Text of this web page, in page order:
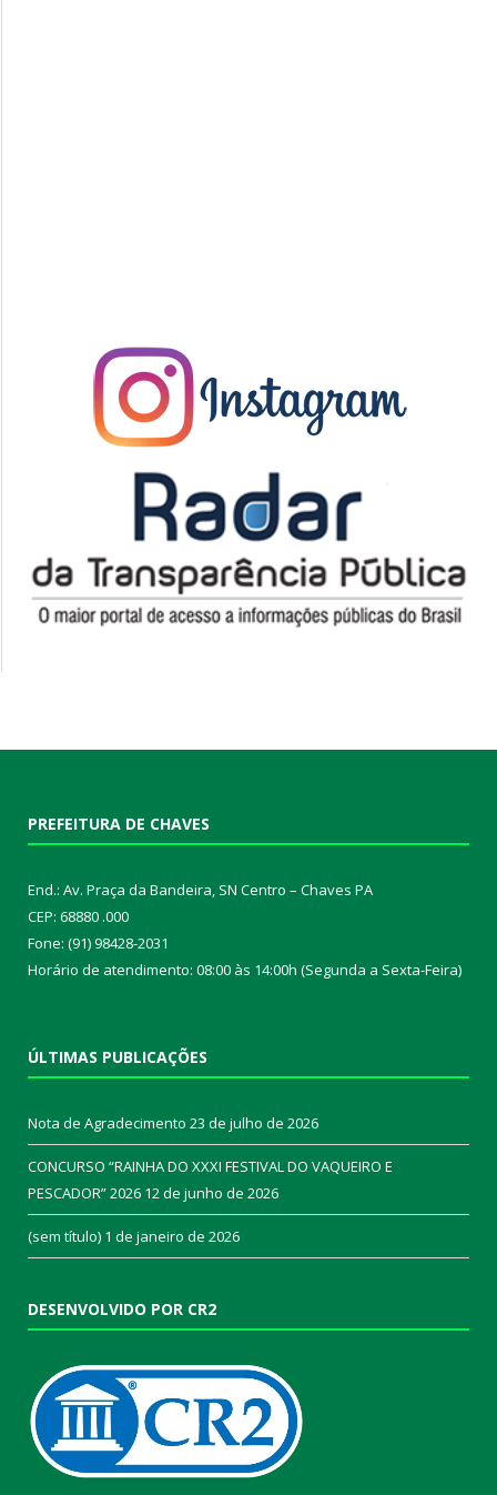
PREFEITURA DE CHAVES
End.: Av. Praça da Bandeira, SN Centro – Chaves PA
CEP: 68880 .000
Fone: (91) 98428-2031
Horário de atendimento: 08:00 às 14:00h (Segunda a Sexta-Feira)
ÚLTIMAS PUBLICAÇÕES
Nota de Agradecimento 23 de julho de 2026
CONCURSO “RAINHA DO XXXI FESTIVAL DO VAQUEIRO E
PESCADOR” 2026 12 de junho de 2026
(sem título) 1 de janeiro de 2026
DESENVOLVIDO POR CR2